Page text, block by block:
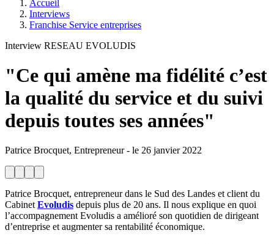
Accueil
Interviews
Franchise Service entreprises
Interview RESEAU EVOLUDIS
"Ce qui amène ma fidélité c’est
la qualité du service et du suivi
depuis toutes ses années"
Patrice Brocquet, Entrepreneur- le 26 janvier 2022
Patrice Brocquet, entrepreneur dans le Sud des Landes et client du
CabinetEvoludis depuis plus de 20 ans. Il nous explique en quoi
l’accompagnement Evoludis a amélioré son quotidien de dirigeant
d’entreprise et augmenter sa rentabilité économique.